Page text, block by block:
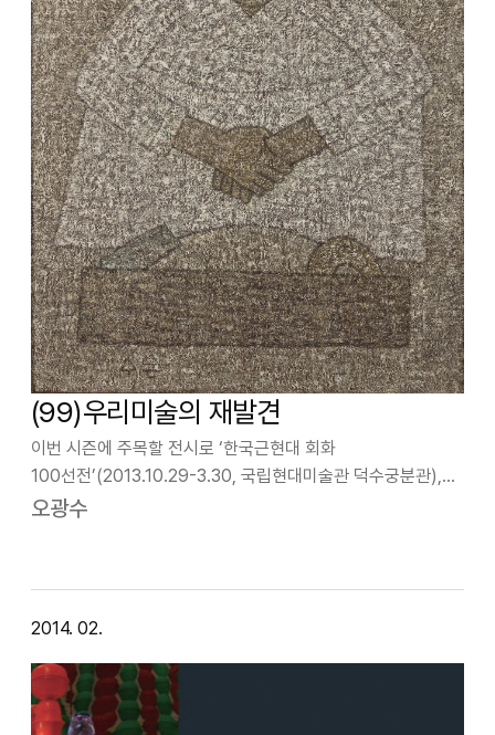
(99)우리미술의 재발견
이번 시즌에 주목할 전시로 ‘한국근현대 회화
100선전’(2013.10.29-3.30, 국립현대미술관 덕수궁분관),
‘박수근전’(1.17-3.16, 가나인사아트센터), ‘종이에 실린
오광수
2014. 02.